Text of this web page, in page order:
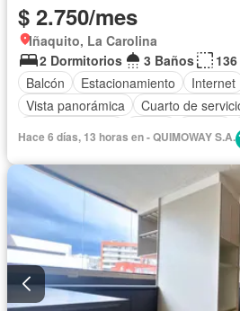
$ 2.750/mes
Iñaquito, La Carolina
2 Dormitorios
3 Baños
136
Balcón
Estacionamiento Internet
Vista panorámica
Cuarto de
Agua
Armario empotrado
Electricidad
Cocina integral Patio
Completamente amoblado
Hace 6 días, 13 horas en - QUIMOWAY S.A.